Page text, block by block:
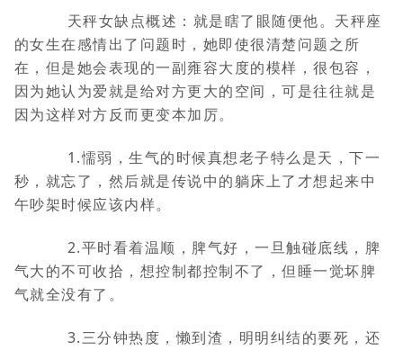
天秤女缺点概述：就是瞎了眼随便他。天秤座
的女生在感情出了问题时，她即使很清楚问题之所
在，但是她会表现的一副雍容大度的模样，很包容，
因为她认为爱就是给对方更大的空间，可是往往就是
因为这样对方反而更变本加厉。
1.懦弱，生气的时候真想老子特么是天，下一
秒，就忘了，然后就是传说中的躺床上了才想起来中
午吵架时候应该内样。
2.平时看着温顺，脾气好，一旦触碰底线，脾
气大的不可收拾，想控制都控制不了，但睡一觉坏脾
气就全没有了。
3.三分钟热度，懒到渣，明明纠结的要死，还